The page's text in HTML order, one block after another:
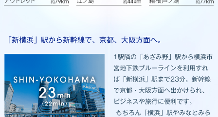
「新横浜」駅から新幹線で、京都、大阪方面へ。
1駅隣の「あざみ野」駅から横浜市
営地下鉄ブルーラインを利用すれ
ば「新横浜」駅まで23分。新幹線
で京都・大阪方面へ出かけられ、
ビジネスや旅行に便利です。
もちろん「横浜」駅やみなとみら